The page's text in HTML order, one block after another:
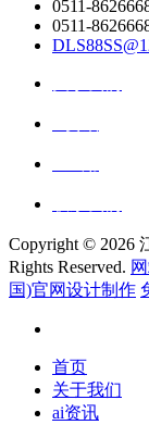
0511-
0511-
Copyright © 2026
Rights Reserved.
国)官网设计制作
首页
关于我们
ai资讯